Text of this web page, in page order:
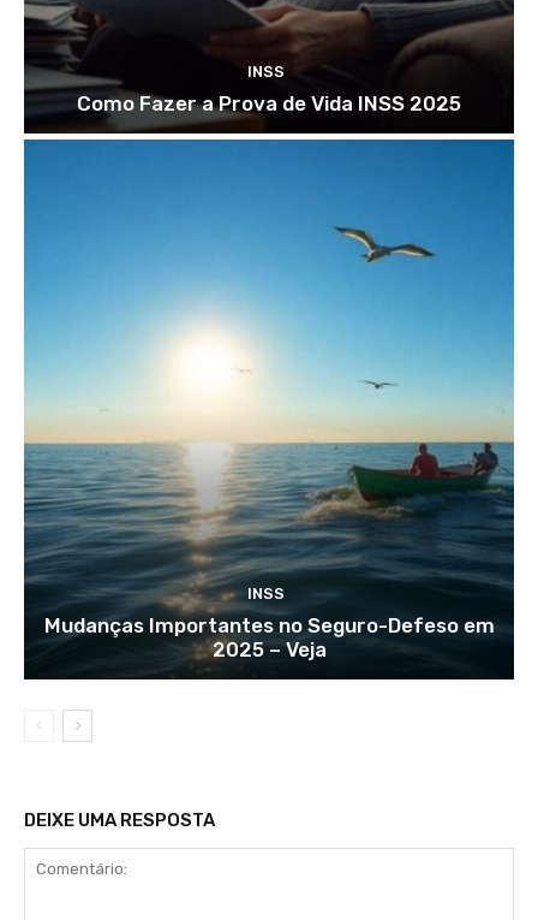
INSS
Como Fazer a Prova de Vida INSS 2025
INSS
Mudanças Importantes no Seguro-Defeso em
2025 – Veja
DEIXE UMA RESPOSTA